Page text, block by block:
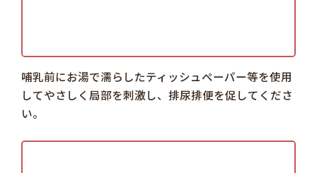
哺乳前にお湯で濡らしたティッシュペーパー等を使用
してやさしく局部を刺激し、排尿排便を促してくださ
い。